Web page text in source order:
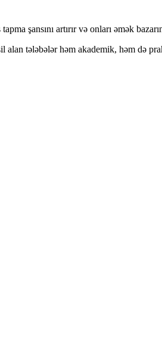
şansını artırır və onları əmək
tələbələr həm akademik, həm də